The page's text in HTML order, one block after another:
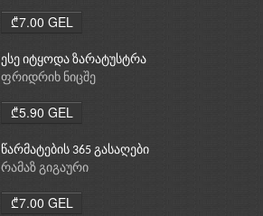
₾7.00 GEL
ესე იტყოდა ზარატუსტრა
ფრიდრიხ ნიცშე
₾5.90 GEL
წარმატების 365 გასაღები
რამაზ გიგაური
₾7.00 GEL